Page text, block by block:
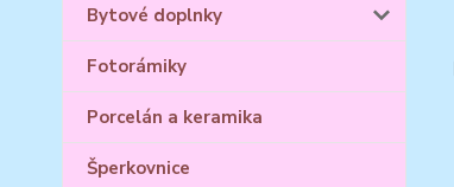
Bytové doplnky
Fotorámiky
Porcelán a keramika
Šperkovnice